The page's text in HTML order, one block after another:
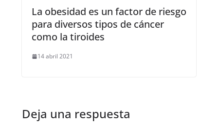
La obesidad es un factor de riesgo
para diversos tipos de cáncer
como la tiroides
14 abril 2021
Deja una respuesta